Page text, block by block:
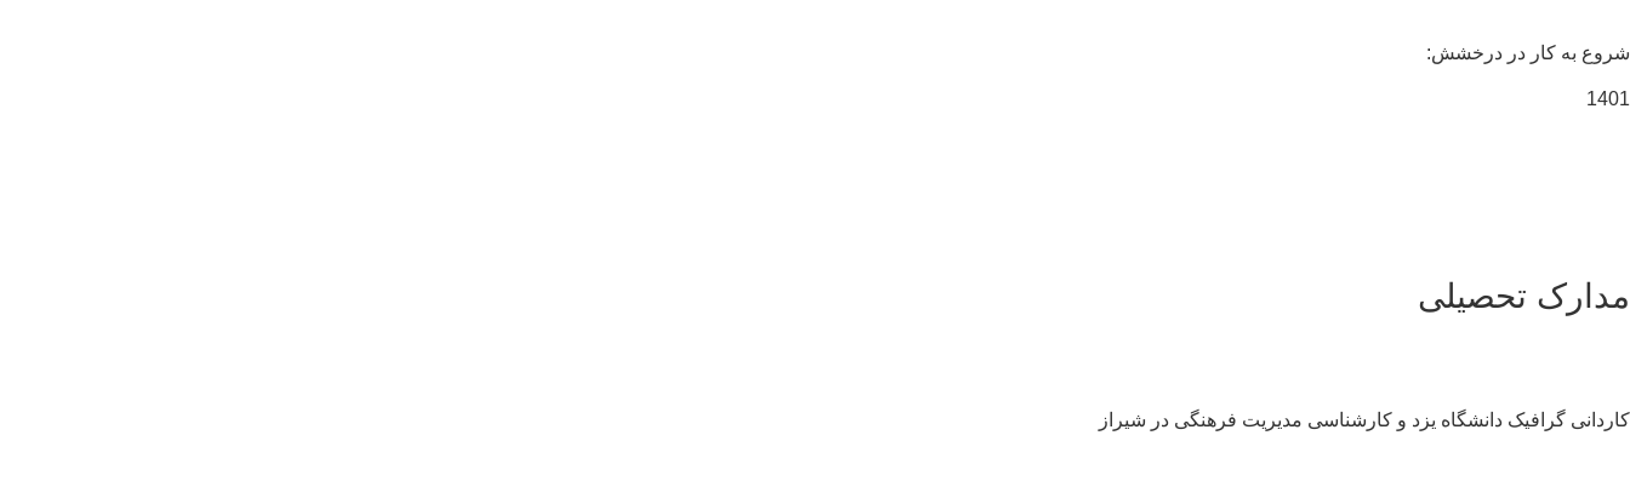
شروع به کار در درخشش:
1401
مدارک تحصیلی
کاردانی گرافیک دانشگاه یزد و کارشناسی مدیریت فرهنگی در شیراز